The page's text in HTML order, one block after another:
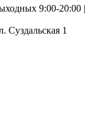
9:00-20:00 |
Суздальская 1